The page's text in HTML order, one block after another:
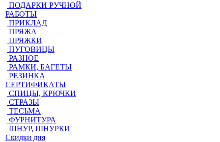
ПОДАРКИ РУЧНОЙ
РАБОТЫ
ПРИКЛАД
ПРЯЖА
ПРЯЖКИ
ПУГОВИЦЫ
РАЗНОЕ
РАМКИ, БАГЕТЫ
РЕЗИНКА
СЕРТИФИКАТЫ
СПИЦЫ, КРЮЧКИ
СТРАЗЫ
ТЕСЬМА
ФУРНИТУРА
ШНУР, ШНУРКИ
Скидки дня